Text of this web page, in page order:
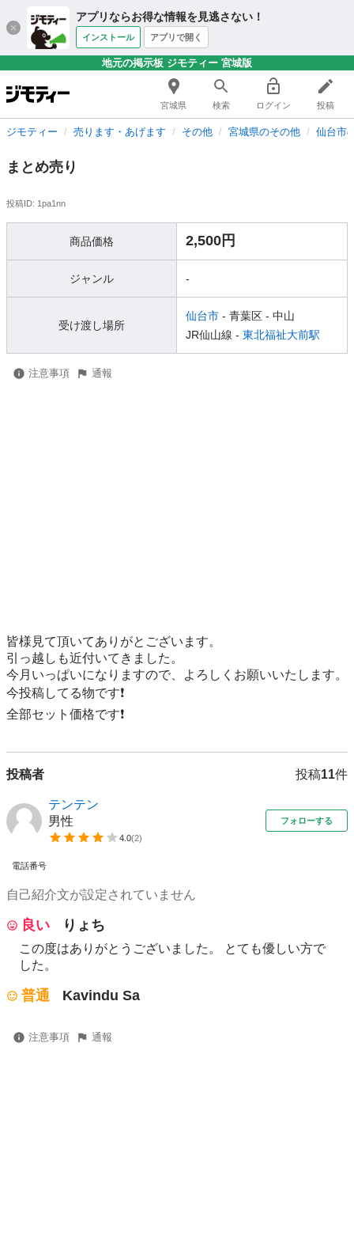
アプリならお得な情報を見逃さない！
インストール アプリで開く
地元の掲示板 ジモティー 宮城版
宮城県 検索 ログイン 投稿
ジモティー 売ります・あげます その他 宮城県のその他 仙台市
まとめ売り
投稿ID: 1pa1nn
商品価格 2,500円
ジャンル -
受け渡し場所
仙台市 - 青葉区 - 中山
JR仙山線 - 東北福祉大前駅
注意事項 通報
皆様見て頂いてありがとございます。
引っ越しも近付いてきました。
今月いっぱいになりますので、よろしくお願いいたします。
今投稿してる物です❗️
全部セット価格です❗️
投稿者 投稿11件
テンテン
男性
4.0(2)
フォローする
電話番号
自己紹介文が設定されていません
良い りょち
この度はありがとうございました。 とても優しい方で
した。
普通 Kavindu Sa
注意事項 通報